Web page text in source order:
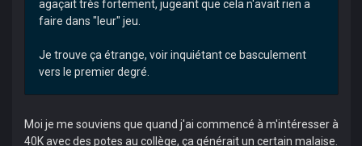
agaçait très fortement, jugeant que cela n'avait rien a
faire dans "leur" jeu.
Je trouve ça étrange, voir inquiétant ce basculement
vers le premier degré.
Moi je me souviens que quand j'ai commencé à m'intéresser à
40K avec des potes au collège, ça générait un certain malaise.